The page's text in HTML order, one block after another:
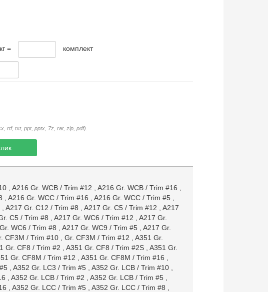
кг = комплект
rtf, txt, ppt, pptx, 7z, rar, zip, pdf).
, A216 Gr. WCB / Trim #12 A216 Gr. WCB / Trim #16
A216 Gr. WCC / Trim #16 A216 Gr. WCC / Trim #5,
, A217 Gr. C12 / Trim #8 A217 Gr. C5 / Trim #12
A217
C5 / Trim #8 A217 Gr. WC6 / Trim #12
A217 Gr.
WC6 / Trim #8 A217 Gr. WC9 / Trim #5, A217 Gr.
CF3M / Trim #10, Gr. CF3M / Trim #12
A351 Gr.
Gr. CF8 / Trim #2 A351 Gr. CF8 / Trim #2S, A351 Gr.
Gr. CF8M / Trim #12 A351 Gr. CF8M / Trim #16
, A352 Gr. LC3 / Trim #5, A352 Gr. LCB / Trim #10,
A352 Gr. LCB / Trim #2 A352 Gr. LCB / Trim #5,
A352 Gr. LCC / Trim #5, A352 Gr. LCC / Trim #8